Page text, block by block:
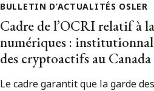
BULLETIN D’ACTUALITÉS OSLER
Cadre de l’OCRI relatif à
numériques :
des cryptoactifs au Canada
Le cadre garantit que la garde